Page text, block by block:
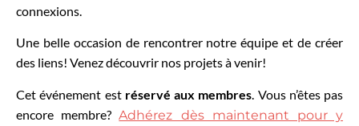
connexions.
Une belle occasion de rencontrer notre équipe et de créer
des liens! Venez découvrir nos projets à venir!
Cet événement est réservé aux membres . Vous n’êtes pas
encore membre? Adhérez dès maintenant pour y